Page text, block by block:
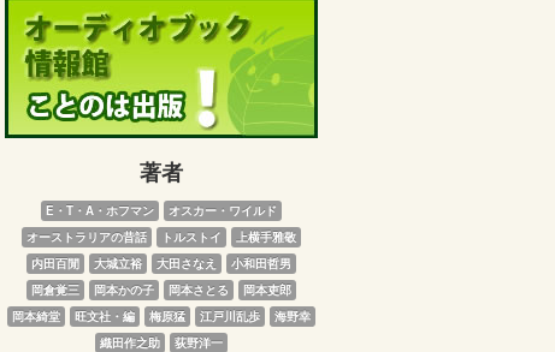
著者
E・T・A・ホフマン
オスカー・ワイルド
オーストラリアの昔話
トルストイ
上横手雅敬
内田百閒
大城立裕 大田さなえ
小和田哲男
岡倉覚三
岡本かの子 岡本さとる
岡本吏郎
岡本綺堂
旺文社・編 梅原猛 江戸川乱歩
海野幸
織田作之助
荻野洋一